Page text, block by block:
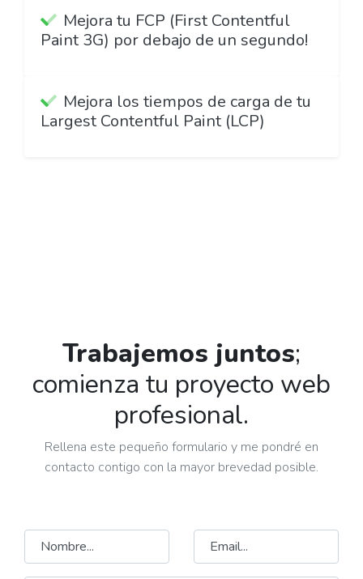
Mejora tu FCP (First Contentful
Paint 3G) por debajo de un segundo!
Mejora los tiempos de carga de tu
Largest Contentful Paint (LCP)
Trabajemos juntos;
comienza tu proyecto web
profesional.
Rellena este pequeño formulario y me pondré en
contacto contigo con la mayor brevedad posible.